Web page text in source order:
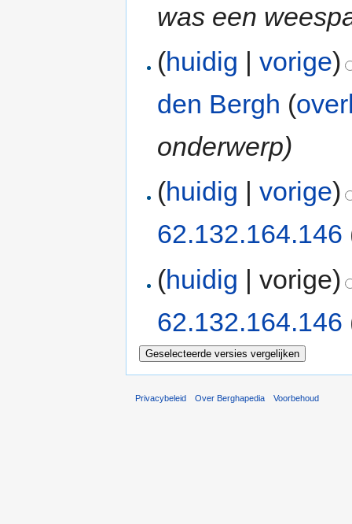
was een
(huidig |vorige)
den Bergh (
onderwerp)
(huidig |vorige)
62.132.164.146
(huidig | vorige)
62.132.164.146
Privacybeleid Over Berghapedia Voorbehoud